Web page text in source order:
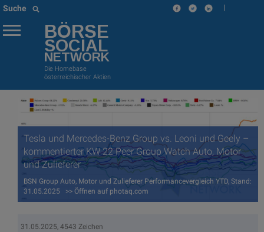
Suche |
BÖRSE
SOCIAL
NETWORK
Die Homebase
österreichischer Aktien
Tesla und Mercedes-Benz Group vs. Leoni und Geely –
kommentierter KW 22 Peer Group Watch Auto, Motor
und Zulieferer
BSN Group Auto, Motor und Zulieferer Performancevergleich YTD, Stand:
31.05.2025 >> Öffnen auf photaq.com
31.05.2025, 4543 Zeichen